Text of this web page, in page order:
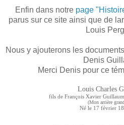
Enfin dans notre page
parus sur ce site ainsi que de
Louis
Nous y ajouterons les
Denis
Merci Denis pour ce
Louis Charles
fils de François Xavier
(Mon arrière
Né le 17 février